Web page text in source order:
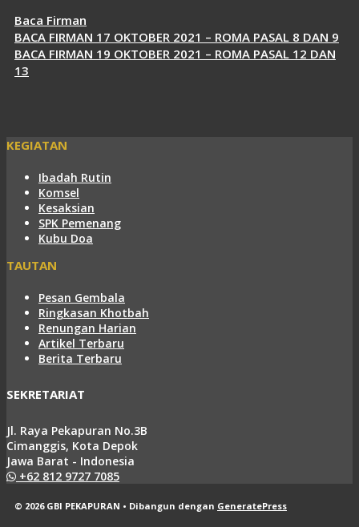
Kategori
Baca Firman
BACA FIRMAN 17 OKTOBER 2021 – ROMA PASAL 8 DAN 9
BACA FIRMAN 19 OKTOBER 2021 – ROMA PASAL 12 DAN
13
KEGIATAN
Ibadah Rutin
Komsel
Kesaksian
SPK Pemenang
Kubu Doa
TAUTAN
Pesan Gembala
Ringkasan Khotbah
Renungan Harian
Artikel Terbaru
Berita Terbaru
SEKRETARIAT
Jl. Raya Pekapuran No.3B
Cimanggis, Kota Depok
Jawa Barat - Indonesia
+62 812 9727 7085
© 2026 GBI PEKAPURAN • Dibangun dengan GeneratePress